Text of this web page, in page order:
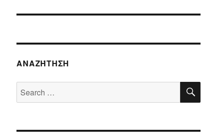
ΑΝΑΖΉΤΗΣΗ
Search
for: